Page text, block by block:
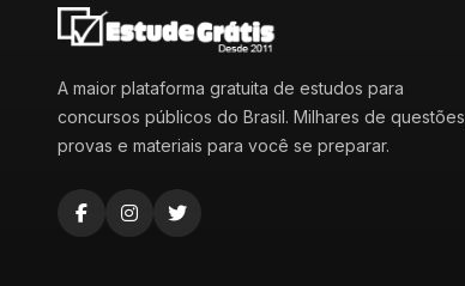
A maior plataforma gratuita de estudos para
concursos públicos do Brasil. Milhares de questões,
provas e materiais para você se preparar.